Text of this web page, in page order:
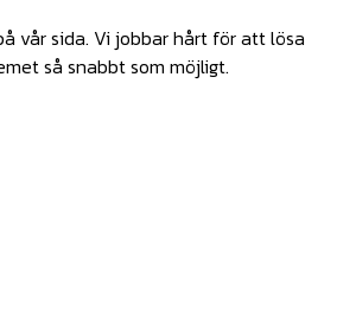
vår sida. Vi jobbar hårt för att lösa
så snabbt som möjligt.